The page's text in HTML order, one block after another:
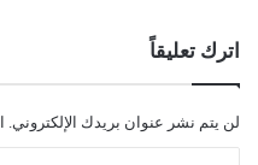
اترك تعليقاً
لن يتم نشر عنوان بريدك الإلكتروني.